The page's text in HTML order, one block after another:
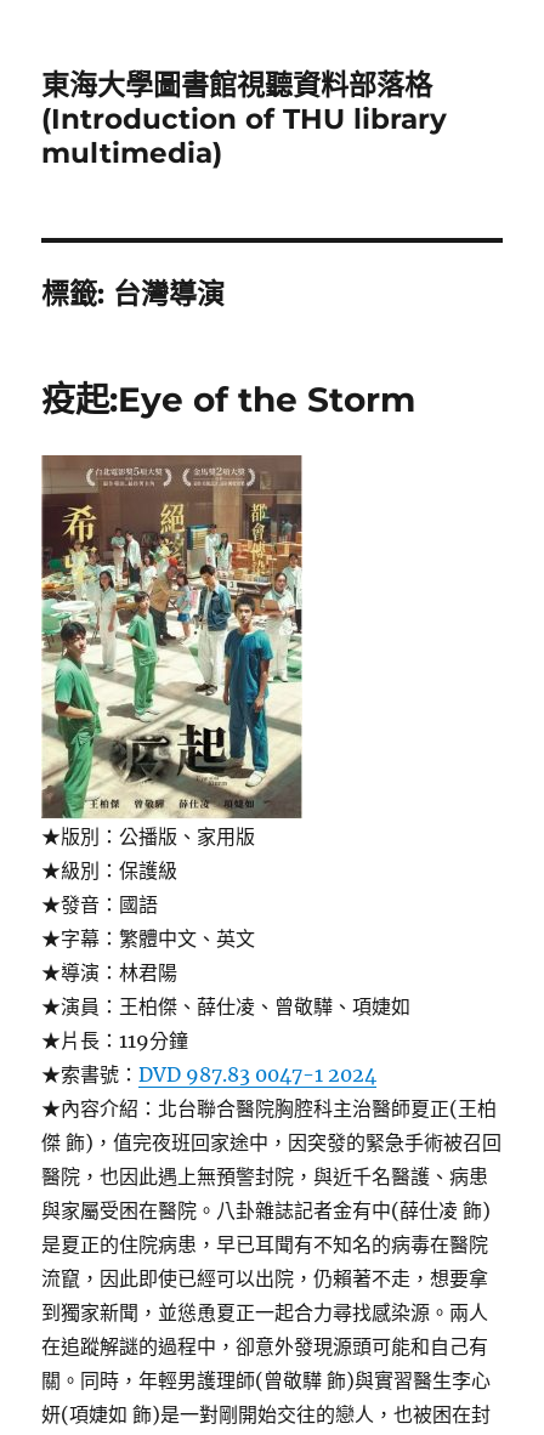
東海大學圖書館視聽資料部落格
(Introduction of THU library
multimedia)
標籤: 台灣導演
疫起:Eye of the Storm
★版別：公播版、家用版
★級別：保護級
★發音：國語
★字幕：繁體中文、英文
★導演：林君陽
★演員：王柏傑、薛仕凌、曾敬驊、項婕如
★片長：119分鐘
★索書號：DVD 987.83 0047-1 2024
★內容介紹：北台聯合醫院胸腔科主治醫師夏正(王柏
傑 飾)，值完夜班回家途中，因突發的緊急手術被召回
醫院，也因此遇上無預警封院，與近千名醫護、病患
與家屬受困在醫院。八卦雜誌記者金有中(薛仕凌 飾)
是夏正的住院病患，早已耳聞有不知名的病毒在醫院
流竄，因此即使已經可以出院，仍賴著不走，想要拿
到獨家新聞，並慫恿夏正一起合力尋找感染源。兩人
在追蹤解謎的過程中，卻意外發現源頭可能和自己有
關。同時，年輕男護理師(曾敬驊 飾)與實習醫生李心
妍(項婕如 飾)是一對剛開始交往的戀人，也被困在封